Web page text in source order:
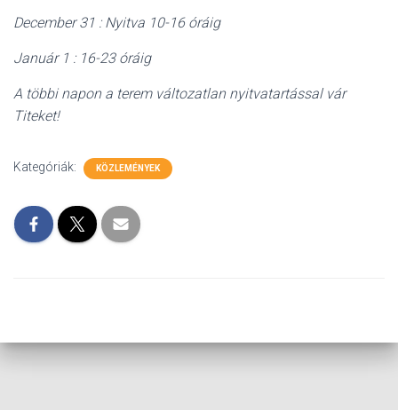
December 31 : Nyitva 10-16 óráig
Január 1 : 16-23 óráig
A többi napon a terem változatlan nyitvatartással vár
Titeket!
Kategóriák: KÖZLEMÉNYEK